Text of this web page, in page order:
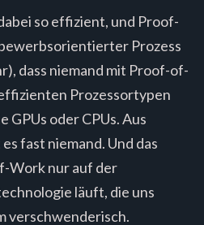
so effizient, und Proof-
Prozess
dass niemand mit Proof-of-
Prozessortypen
GPUs oder CPUs. Aus
fast niemand. Und das
Work nur auf der
läuft, die uns
verschwenderisch.